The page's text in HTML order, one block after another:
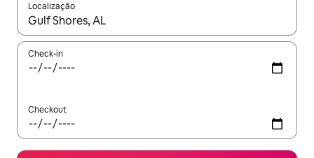
Localização
Quando os resultados estiverem disponíveis, explore-os
Check-in
Checkout